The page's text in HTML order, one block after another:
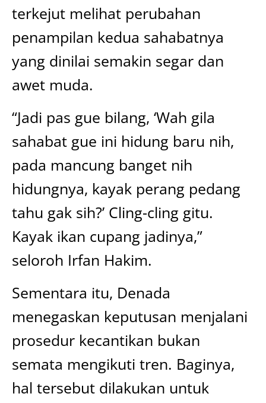
terkejut melihat perubahan
penampilan kedua sahabatnya
yang dinilai semakin segar dan
awet muda.
“Jadi pas gue bilang, ‘Wah gila
sahabat gue ini hidung baru nih,
pada mancung banget nih
hidungnya, kayak perang pedang
tahu gak sih?’ Cling-cling gitu.
Kayak ikan cupang jadinya,”
seloroh Irfan Hakim.
Sementara itu, Denada
menegaskan keputusan menjalani
prosedur kecantikan bukan
semata mengikuti tren. Baginya,
hal tersebut dilakukan untuk